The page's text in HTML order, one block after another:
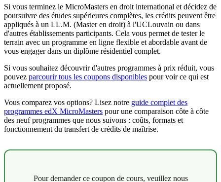
Si vous terminez le MicroMasters en droit international et décidez de
poursuivre des études supérieures complètes, les crédits peuvent être
appliqués à un LL.M. (Master en droit) à l'UCLouvain ou dans
d'autres établissements participants. Cela vous permet de tester le
terrain avec un programme en ligne flexible et abordable avant de
vous engager dans un diplôme résidentiel complet.
Si vous souhaitez découvrir d'autres programmes à prix réduit, vous
pouvez parcourir tous les coupons disponibles pour voir ce qui est
actuellement proposé.
Vous comparez vos options? Lisez notre guide complet des
programmes edX MicroMasters pour une comparaison côte à côte
des neuf programmes que nous suivons : coûts, formats et
fonctionnement du transfert de crédits de maîtrise.
Pour demander ce coupon de cours, veuillez nous